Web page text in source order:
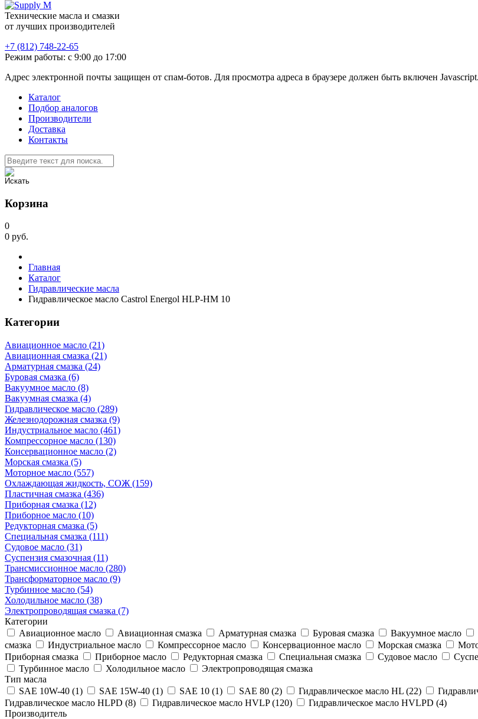
Технические масла и смазки
от лучших производителей
+7 (812) 748-22-65
Режим работы: с 9:00 до 17:00
Адрес электронной почты защищен от спам-ботов. Для просмотра адреса в браузере должен быть включен Javascript.
Каталог
Подбор аналогов
Производители
Доставка
Контакты
Корзина
0
0 руб.
Главная
Каталог
Гидравлические масла
Гидравлическое масло Castrol Energol HLP-HM 10
Категории
Авиационное масло (21)
Авиационная смазка (21)
Арматурная смазка (24)
Буровая смазка (6)
Вакуумное масло (8)
Вакуумная смазка (4)
Гидравлическое масло (289)
Железнодорожная смазка (9)
Индустриальное масло (461)
Компрессорное масло (130)
Консервационное масло (2)
Морская смазка (5)
Моторное масло (557)
Охлаждающая жидкость, СОЖ (159)
Пластичная смазка (436)
Приборная смазка (12)
Приборное масло (10)
Редукторная смазка (5)
Специальная смазка (111)
Судовое масло (31)
Суспензия смазочная (11)
Трансмиссионное масло (280)
Трансформаторное масло (9)
Турбинное масло (54)
Холодильное масло (38)
Электропроводящая смазка (7)
Категории
Авиационное масло
Авиационная смазка Арматурная смазка Буровая смазка Вакуумное масло
смазка
Индустриальное масло Компрессорное масло Консервационное масло Морская смазка
Приборная смазка
Приборное масло Редукторная смазка Специальная смазка Судовое масло
Турбинное масло
Холодильное масло
Электропроводящая смазка
Тип масла
SAE 10W-40 (1)
SAE 15W-40 (1) SAE 10 (1) SAE 80 (2) Гидравлическое масло HL (22)
Гидравлическое масло HLPD (8)
Гидравлическое масло HVLP (120)
Гидравлическое масло HVLPD (4)
Производитель